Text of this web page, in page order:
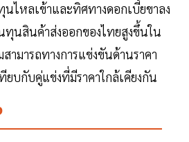
ไหลเข้าและทิศทางดอกเบี้ยขาลง
ทุนสินค้าส่งออกของไทยสูงขึ้นใน
ามารถทางการแข่งขันด้านราคา
ยบกับคู่แข่งที่มีราคาใกล้เคียงกัน